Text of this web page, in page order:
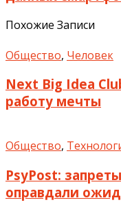
Похожие Записи
Общество, Человек
Next Big Idea
работу мечты
Общество,
PsyPost:
оправдали